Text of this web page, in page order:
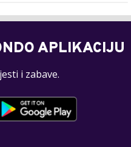
APLIKACIJU
i zabave.